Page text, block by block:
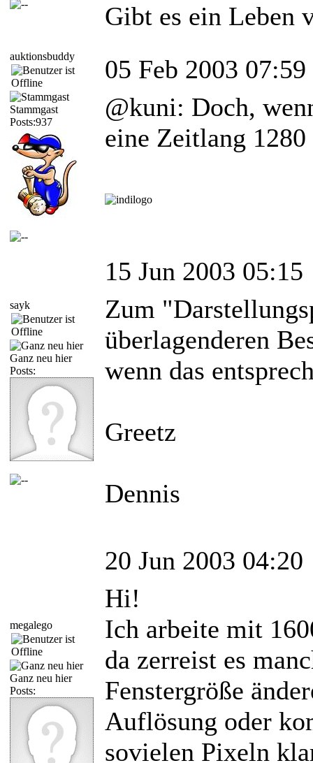
Gibt es ein Leben
auktionsbuddy
Stammgast
Posts:937
05 Feb 2003 07:59
@kuni: Doch,
eine Zeitlang
sayk
Ganz neu hier
Posts:
15 Jun 2003 05:15
Zum
überlagenderen
wenn das
Greetz
Dennis
megalego
Ganz neu hier
Posts:
20 Jun 2003 04:20
Hi!
Ich arbeite mit
da zerreist es
Fenstergröße
Auflösung oder
sovielen Pixeln